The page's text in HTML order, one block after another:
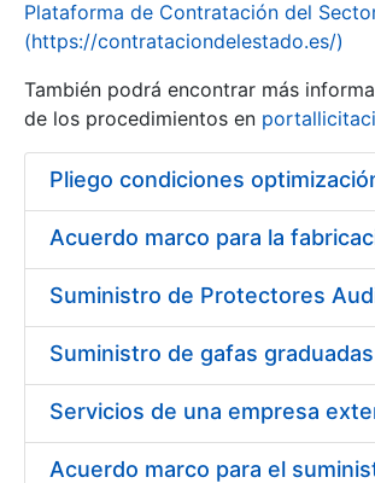
Show/Hide
Plataforma de Contratación del
(https://contrataciondelestado.es/)
También podrá encontrar más
de los procedimientos en